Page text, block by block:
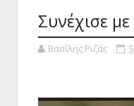
Συνέχισε
Βασίλης Ριζάς